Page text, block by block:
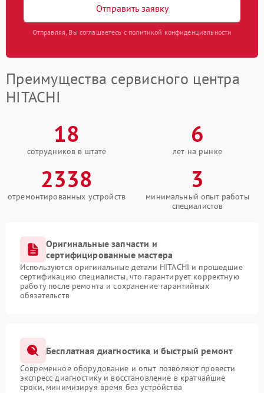
Отправить заявку
Отправляя, Вы соглашаетесь с политикой конфиденциальности
Преимущества сервисного центра
HITACHI
18
сотрудников в штате
6
лет на рынке
2338
отремонтированных устройств
3
минимальный опыт работы
специалистов
Оригинальные запчасти и
сертифицированные мастера
Используются оригинальные детали HITACHI и прошедшие
сертификацию специалисты, что гарантирует корректную
работу после ремонта и сохранение гарантийных
обязательств
Бесплатная диагностика и быстрый ремонт
Современное оборудование и опыт позволяют провести
экспресс-диагностику и восстановление в кратчайшие
сроки, минимизируя время без устройства